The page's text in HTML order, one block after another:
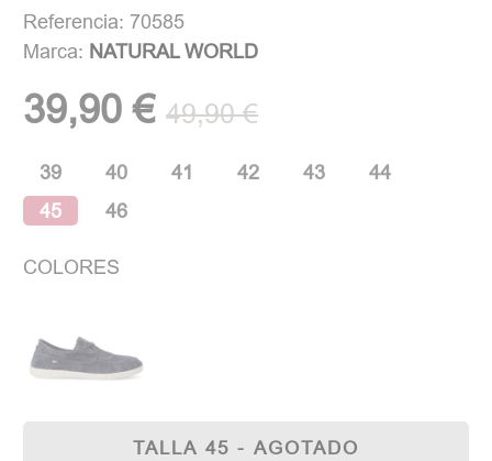
Referencia: 70585
Marca: NATURAL WORLD
39,90 € 49,90 €
39 40 41 42 43
44
45
46
COLORES
TALLA 45 - AGOTADO